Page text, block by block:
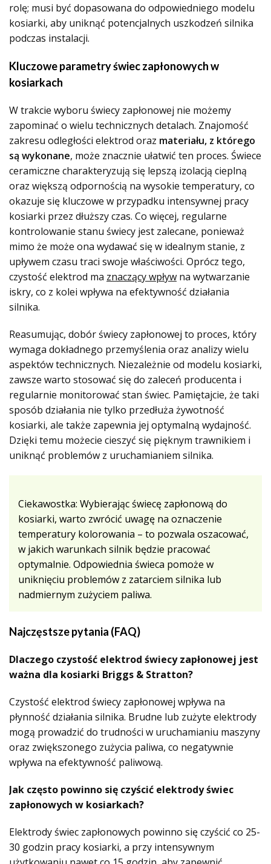
rolę; musi być dopasowana do odpowiedniego modelu
kosiarki, aby uniknąć potencjalnych uszkodzeń silnika
podczas instalacji.
Kluczowe parametry świec zapłonowych w
kosiarkach
W trakcie wyboru świecy zapłonowej nie możemy
zapominać o wielu technicznych detalach. Znajomość
zakresu odległości elektrod oraz materiału, z którego
są wykonane, może znacznie ułatwić ten proces. Świece
ceramiczne charakteryzują się lepszą izolacją cieplną
oraz większą odpornością na wysokie temperatury, co
okazuje się kluczowe w przypadku intensywnej pracy
kosiarki przez dłuższy czas. Co więcej, regularne
kontrolowanie stanu świecy jest zalecane, ponieważ
mimo że może ona wydawać się w idealnym stanie, z
upływem czasu traci swoje właściwości. Oprócz tego,
czystość elektrod ma znaczący wpływ na wytwarzanie
iskry, co z kolei wpływa na efektywność działania
silnika.
Reasumując, dobór świecy zapłonowej to proces, który
wymaga dokładnego przemyślenia oraz analizy wielu
aspektów technicznych. Niezależnie od modelu kosiarki,
zawsze warto stosować się do zaleceń producenta i
regularnie monitorować stan świec. Pamiętajcie, że taki
sposób działania nie tylko przedłuża żywotność
kosiarki, ale także zapewnia jej optymalną wydajność.
Dzięki temu możecie cieszyć się pięknym trawnikiem i
uniknąć problemów z uruchamianiem silnika.
Ciekawostka: Wybierając świecę zapłonową do
kosiarki, warto zwrócić uwagę na oznaczenie
temperatury kolorowania – to pozwala oszacować,
w jakich warunkach silnik będzie pracować
optymalnie. Odpowiednia świeca pomoże w
uniknięciu problemów z zatarciem silnika lub
nadmiernym zużyciem paliwa.
Najczęstsze pytania (FAQ)
Dlaczego czystość elektrod świecy zapłonowej jest
ważna dla kosiarki Briggs & Stratton?
Czystość elektrod świecy zapłonowej wpływa na
płynność działania silnika. Brudne lub zużyte elektrody
mogą prowadzić do trudności w uruchamianiu maszyny
oraz zwiększonego zużycia paliwa, co negatywnie
wpływa na efektywność paliwową.
Jak często powinno się czyścić elektrody świec
zapłonowych w kosiarkach?
Elektrody świec zapłonowych powinno się czyścić co 25-
30 godzin pracy kosiarki, a przy intensywnym